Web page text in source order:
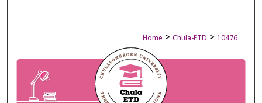
Home > Chula-ETD > 10476